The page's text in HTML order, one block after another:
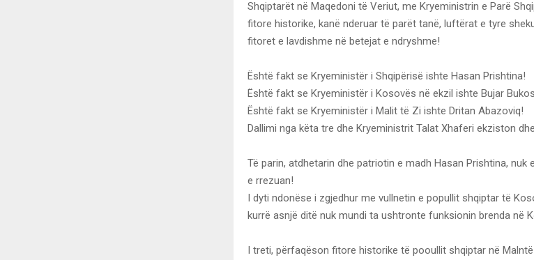
Shqiptarët në Maqedoni të Veriut, me Kryeministrin e Parë
fitore historike, kanë nderuar të parët tanë, luftërat e tyre
fitoret e lavdishme në betejat e ndryshme!
Është fakt se Kryeministër i Shqipërisë ishte Hasan Prishtina!
Është fakt se Kryeministër i Kosovës në ekzil ishte Bujar
Është fakt se Kryeministër i Malit të Zi ishte Dritan Abazoviq!
Dallimi nga këta tre dhe Kryeministrit Talat Xhaferi ekziston
Të parin, atdhetarin dhe patriotin e madh Hasan Prishtina, nuk
e rrezuan!
I dyti ndonëse i zgjedhur me vullnetin e popullit shqiptar të
kurrë asnjë ditë nuk mundi ta ushtronte funksionin brenda në
I treti, përfaqëson fitore historike të pooullit shqiptar në